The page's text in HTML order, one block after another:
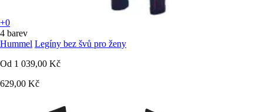
+0
4 barev
Hummel Legíny bez švů pro ženy
Od 1 039,00 Kč
629,00 Kč